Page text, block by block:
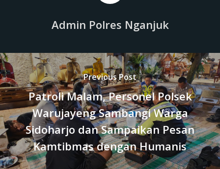
Admin Polres Nganjuk
Previous Post
Patroli Malam, Personel Polsek
Warujayeng Sambangi Warga
Sidoharjo dan Sampaikan Pesan
Kamtibmas dengan Humanis